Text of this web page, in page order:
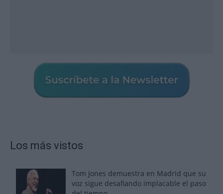
Los más vistos
Tom Jones demuestra en Madrid que su
voz sigue desafiando implacable el paso